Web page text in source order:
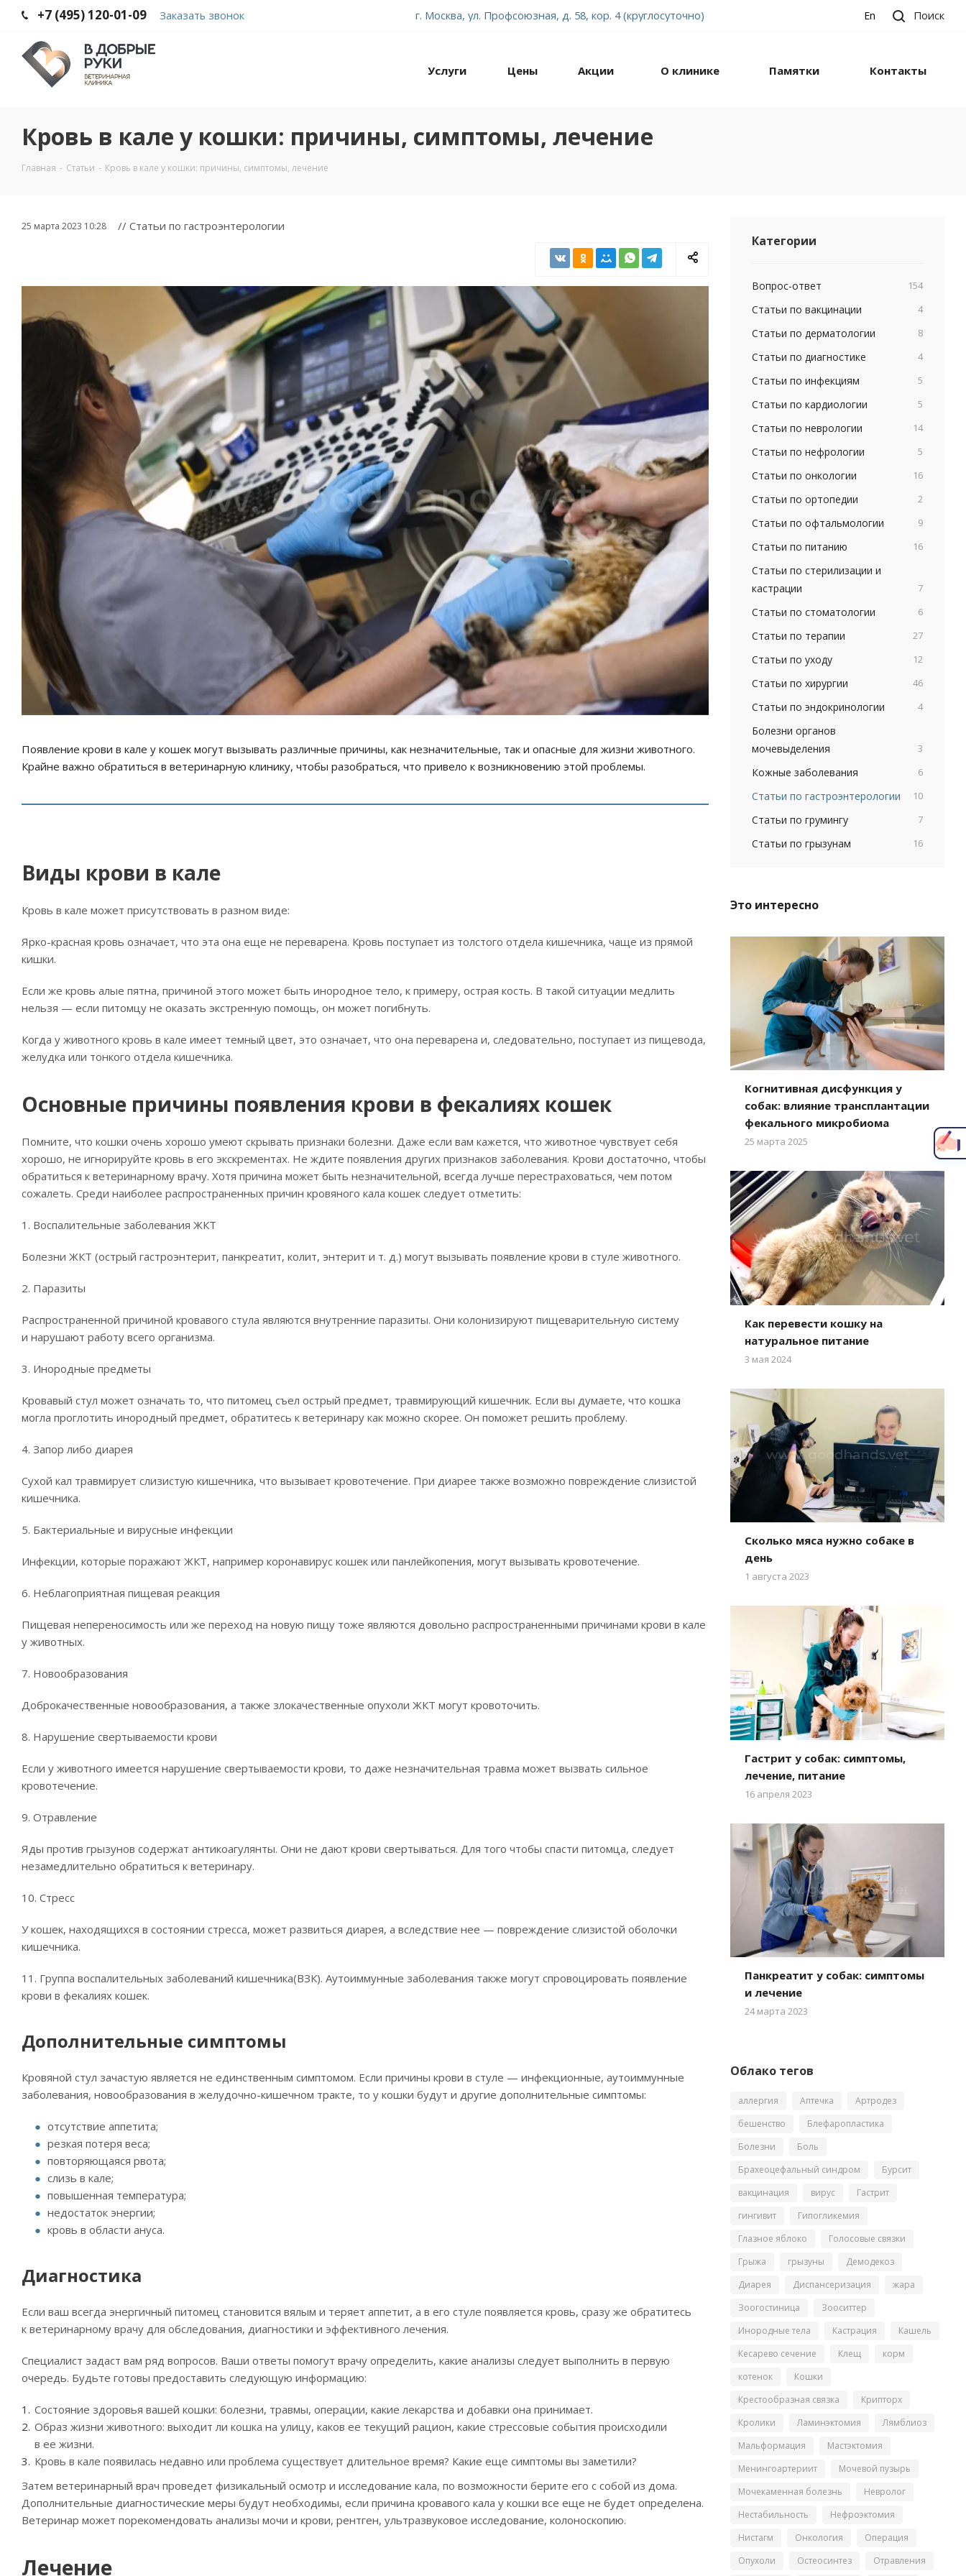
+7 (495) 120-01-09 Заказать звонок г. Москва, ул. Профсоюзная, д. 58, кор. 4 (круглосуточно) En Поиск
Услуги Цены Акции О клинике Памятки Контакты
Кровь в кале у кошки: причины, симптомы, лечение
Главная - Статьи - Кровь в кале у кошки: причины, симптомы, лечение
25 марта 2023 10:28 // Статьи по гастроэнтерологии
Появление крови в кале у кошек могут вызывать различные причины, как незначительные, так и опасные для жизни животного.
Крайне важно обратиться в ветеринарную клинику, чтобы разобраться, что привело к возникновению этой проблемы.
Виды крови в кале
Кровь в кале может присутствовать в разном виде:
Ярко-красная кровь означает, что эта она еще не переварена. Кровь поступает из толстого отдела кишечника, чаще из прямой
кишки.
Если же кровь алые пятна, причиной этого может быть инородное тело, к примеру, острая кость. В такой ситуации медлить
нельзя — если питомцу не оказать экстренную помощь, он может погибнуть.
Когда у животного кровь в кале имеет темный цвет, это означает, что она переварена и, следовательно, поступает из пищевода,
желудка или тонкого отдела кишечника.
Основные причины появления крови в фекалиях кошек
Помните, что кошки очень хорошо умеют скрывать признаки болезни. Даже если вам кажется, что животное чувствует себя
хорошо, не игнорируйте кровь в его экскрементах. Не ждите появления других признаков заболевания. Крови достаточно, чтобы
обратиться к ветеринарному врачу. Хотя причина может быть незначительной, всегда лучше перестраховаться, чем потом
сожалеть. Среди наиболее распространенных причин кровяного кала кошек следует отметить:
1. Воспалительные заболевания ЖКТ
Болезни ЖКТ (острый гастроэнтерит, панкреатит, колит, энтерит и т. д.) могут вызывать появление крови в стуле животного.
2. Паразиты
Распространенной причиной кровавого стула являются внутренние паразиты. Они колонизируют пищеварительную систему
и нарушают работу всего организма.
3. Инородные предметы
Кровавый стул может означать то, что питомец съел острый предмет, травмирующий кишечник. Если вы думаете, что кошка
могла проглотить инородный предмет, обратитесь к ветеринару как можно скорее. Он поможет решить проблему.
4. Запор либо диарея
Сухой кал травмирует слизистую кишечника, что вызывает кровотечение. При диарее также возможно повреждение слизистой
кишечника.
5. Бактериальные и вирусные инфекции
Инфекции, которые поражают ЖКТ, например коронавирус кошек или панлейкопения, могут вызывать кровотечение.
6. Неблагоприятная пищевая реакция
Пищевая непереносимость или же переход на новую пищу тоже являются довольно распространенными причинами крови в кале
у животных.
7. Новообразования
Доброкачественные новообразования, а также злокачественные опухоли ЖКТ могут кровоточить.
8. Нарушение свертываемости крови
Если у животного имеется нарушение свертываемости крови, то даже незначительная травма может вызвать сильное
кровотечение.
9. Отравление
Яды против грызунов содержат антикоагулянты. Они не дают крови свертываться. Для того чтобы спасти питомца, следует
незамедлительно обратиться к ветеринару.
10. Стресс
У кошек, находящихся в состоянии стресса, может развиться диарея, а вследствие нее — повреждение слизистой оболочки
кишечника.
11. Группа воспалительных заболеваний кишечника(ВЗК). Аутоиммунные заболевания также могут спровоцировать появление
крови в фекалиях кошек.
Дополнительные симптомы
Кровяной стул зачастую является не единственным симптомом. Если причины крови в стуле — инфекционные, аутоиммунные
заболевания, новообразования в желудочно-кишечном тракте, то у кошки будут и другие дополнительные симптомы:
отсутствие аппетита;
резкая потеря веса;
повторяющаяся рвота;
слизь в кале;
повышенная температура;
недостаток энергии;
кровь в области ануса.
Диагностика
Если ваш всегда энергичный питомец становится вялым и теряет аппетит, а в его стуле появляется кровь, сразу же обратитесь
к ветеринарному врачу для обследования, диагностики и эффективного лечения.
Специалист задаст вам ряд вопросов. Ваши ответы помогут врачу определить, какие анализы следует выполнить в первую
очередь. Будьте готовы предоставить следующую информацию:
Состояние здоровья вашей кошки: болезни, травмы, операции, какие лекарства и добавки она принимает.
Образ жизни животного: выходит ли кошка на улицу, каков ее текущий рацион, какие стрессовые события происходили
в ее жизни.
Кровь в кале появилась недавно или проблема существует длительное время? Какие еще симптомы вы заметили?
Затем ветеринарный врач проведет физикальный осмотр и исследование кала, по возможности берите его с собой из дома.
Дополнительные диагностические меры будут необходимы, если причина кровавого кала у кошки все еще не будет определена.
Ветеринар может порекомендовать анализы мочи и крови, рентген, ультразвуковое исследование, колоноскопию.
Лечение
Категории
Вопрос-ответ 154
Статьи по вакцинации 4
Статьи по дерматологии 8
Статьи по диагностике 4
Статьи по инфекциям 5
Статьи по кардиологии 5
Статьи по неврологии 14
Статьи по нефрологии 5
Статьи по онкологии 16
Статьи по ортопедии 2
Статьи по офтальмологии 9
Статьи по питанию 16
Статьи по стерилизации и
кастрации
7
Статьи по стоматологии 6
Статьи по терапии 27
Статьи по уходу 12
Статьи по хирургии 46
Статьи по эндокринологии 4
Болезни органов
мочевыделения
3
Кожные заболевания 6
Статьи по гастроэнтерологии 10
Статьи по грумингу 7
Статьи по грызунам 16
Это интересно
Когнитивная дисфункция у
собак: влияние трансплантации
фекального микробиома
25 марта 2025
Как перевести кошку на
натуральное питание
3 мая 2024
Сколько мяса нужно собаке в
день
1 августа 2023
Гастрит у собак: симптомы,
лечение, питание
16 апреля 2023
Панкреатит у собак: симптомы
и лечение
24 марта 2023
Облако тегов
аллергия Аптечка
Артродез
бешенство
Блефаропластика
Болезни
Боль
Брахеоцефальный синдром
Бурсит
вакцинация
вирус
Гастрит
гингивит
Гипогликемия
Глазное яблоко
Голосовые связки
Грыжа
грызуны
Демодекоз
Диарея
Диспансеризация
жара
Зоогостиница
Зооситтер
Инородные тела
Кастрация
Кашель
Кесарево сечение
Клещ
корм
котенок
Кошки
Крестообразная связка
Крипторх
Кролики
Ламинэктомия
Лямблиоз
Мальформация
Мастэктомия
Менингоартериит
Мочевой пузырь
Мочекаменная болезнь
Невролог
Нестабильность
Нефроэктомия
Нистагм
Онкология
Операция
Опухоли
Остеосинтез Отравления
Написать главному врачу